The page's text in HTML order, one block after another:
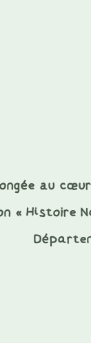
au
« Histoire